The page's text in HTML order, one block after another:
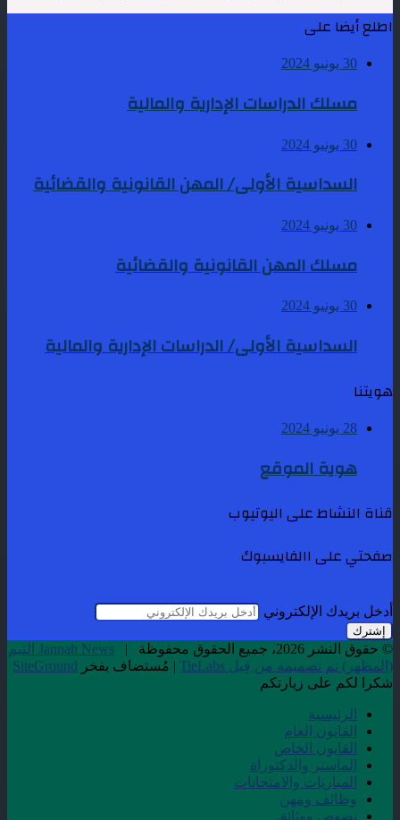
اطلع أيضا على
30 يونيو 2024
مسلك الدراسات الإدارية والمالية
30 يونيو 2024
السداسية الأولى/ المهن القانونية والقضائية
30 يونيو 2024
مسلك المهن القانونية والقضائية
30 يونيو 2024
السداسية الأولى/ الدراسات الإدارية والمالية
هويتنا
28 يونيو 2024
هوية الموقع
قناة النشاط على اليوتيوب
صفحتي على االفايسبوك
أدخل بريدك الإلكتروني
© حقوق النشر 2026، جميع الحقوق محفوظة |
Jannah News الثيم
(المظهر) تم تصميمه من قِبل TieLabs
| مُستضاف بفخر SiteGround
شكرا لكم على زيارتكم
الرئيسية
القانون العام
القانون الخاص
الماستر والدكتوراة
المباريات والامتحانات
وظائف ومهن
نصوص ووثائق